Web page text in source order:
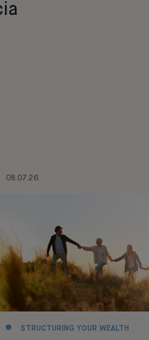
08.07.26
STRUCTURING YOUR WEALTH